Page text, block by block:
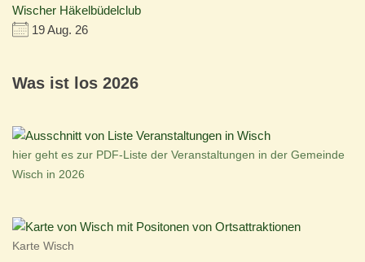
Wischer Häkelbüdelclub
19 Aug. 26
Was ist los 2026
hier geht es zur PDF-Liste der Veranstaltungen in der Gemeinde
Wisch in 2026
Karte Wisch